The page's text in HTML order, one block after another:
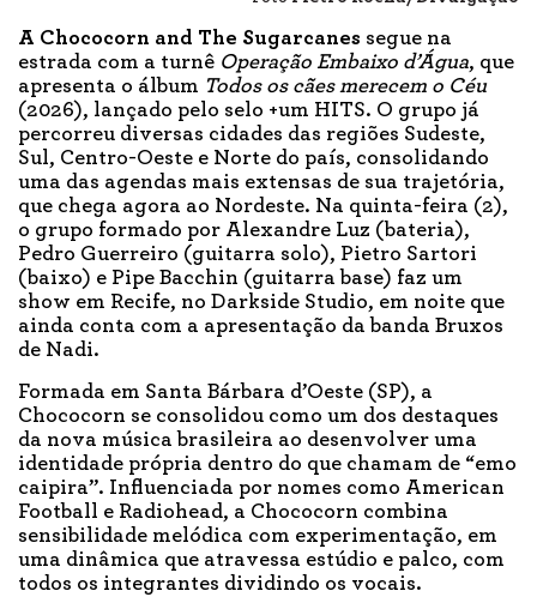
A Chococorn and The Sugarcanes segue na
estrada com a turnê Operação Embaixo d’Água, que
apresenta o álbum Todos os cães merecem o Céu
(2026), lançado pelo selo +um HITS. O grupo já
percorreu diversas cidades das regiões Sudeste,
Sul, Centro-Oeste e Norte do país, consolidando
uma das agendas mais extensas de sua trajetória,
que chega agora ao Nordeste. Na quinta-feira (2),
o grupo formado por Alexandre Luz (bateria),
Pedro Guerreiro (guitarra solo), Pietro Sartori
(baixo) e Pipe Bacchin (guitarra base) faz um
show em Recife, no Darkside Studio, em noite que
ainda conta com a apresentação da banda Bruxos
de Nadi.
Formada em Santa Bárbara d’Oeste (SP), a
Chococorn se consolidou como um dos destaques
da nova música brasileira ao desenvolver uma
identidade própria dentro do que chamam de “emo
caipira”. Influenciada por nomes como American
Football e Radiohead, a Chococorn combina
sensibilidade melódica com experimentação, em
uma dinâmica que atravessa estúdio e palco, com
todos os integrantes dividindo os vocais.